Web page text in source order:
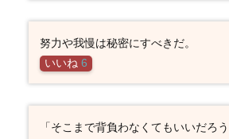
努力や我慢は秘密にすべきだ。
いいね 6
「そこまで背負わなくてもいいだろ